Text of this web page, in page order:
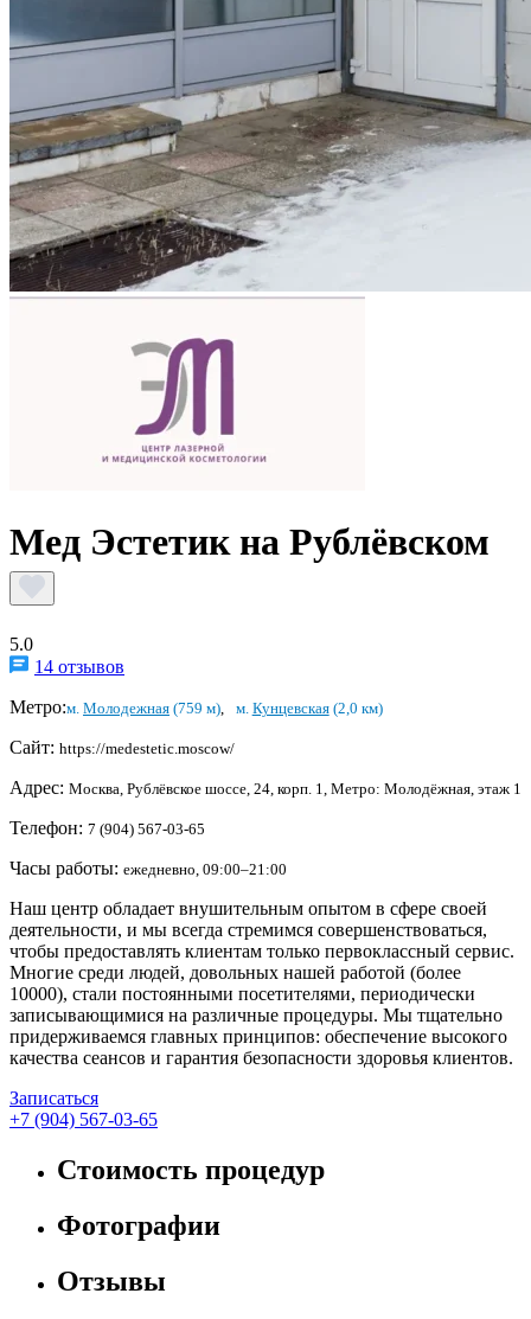
Мед Эстетик на Рублёвском
5.0
14 отзывов
Метро:м. Молодежная (759 м) м. Кунцевская(2,0 км)
Сайт: https://medestetic.moscow/
Адрес: Москва, Рублёвское шоссе, 24, корп. 1, Метро: Молодёжная, этаж 1
Телефон: 7 (904) 567-03-65
Часы работы: ежедневно, 09:00–21:00
Наш центр обладает внушительным опытом в сфере своей
деятельности, и мы всегда стремимся совершенствоваться,
чтобы предоставлять клиентам только первоклассный сервис.
Многие среди людей, довольных нашей работой (более
10000), стали постоянными посетителями, периодически
записывающимися на различные процедуры. Мы тщательно
придерживаемся главных принципов: обеспечение высокого
качества сеансов и гарантия безопасности здоровья клиентов.
Записаться
+7 (904) 567-03-65
Стоимость процедур
Фотографии
Отзывы